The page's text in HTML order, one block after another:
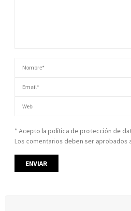
* Acepto la política de protección de
Los comentarios deben ser aprobados